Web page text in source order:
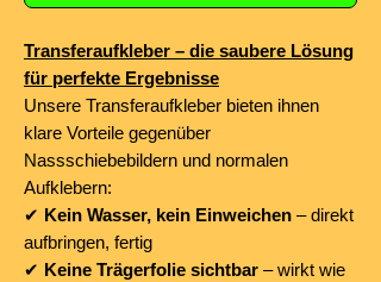
Transferaufkleber – die saubere Lösung
für perfekte Ergebnisse
Unsere Transferaufkleber bieten ihnen
klare Vorteile gegenüber
Nassschiebebildern und normalen
Aufklebern:
✔ Kein Wasser, kein Einweichen – direkt
aufbringen, fertig
✔ Keine Trägerfolie sichtbar – wirkt wie